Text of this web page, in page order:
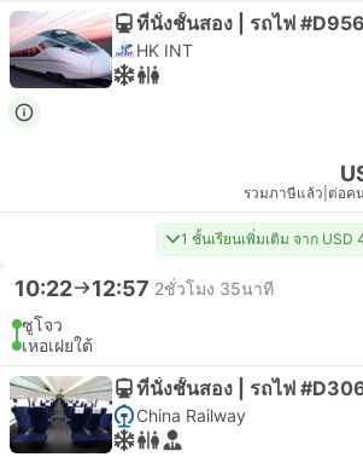
ที่นั่งชั้นสอง | รถไฟ #D956
HK INT
รวมภาษีแล้ว ต่อค
1 ชั้นเรียนเพิ่มเติม จาก USD
10:22 12:57 2ชั่วโมง 35นาที
ซูโจว
เหอเฝยใต้
ที่นั่งชั้นสอง | รถไฟ
China Railway